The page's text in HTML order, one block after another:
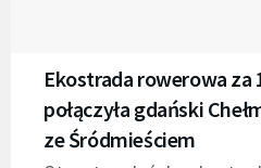
Ekostrada rowerowa za
połączyła gdański
ze Śródmieściem